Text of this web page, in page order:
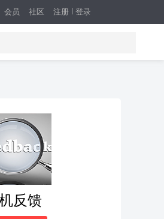
注册 登录
会员 社区
反馈